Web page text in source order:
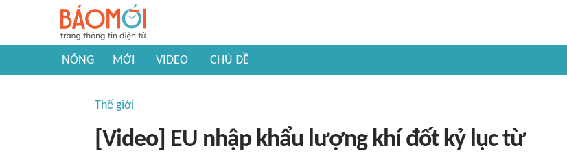
NÓNG MỚI VIDEO CHỦ ĐỀ
Thế giới
[Video] EU nhập khẩu lượng khí đốt kỷ lục từ